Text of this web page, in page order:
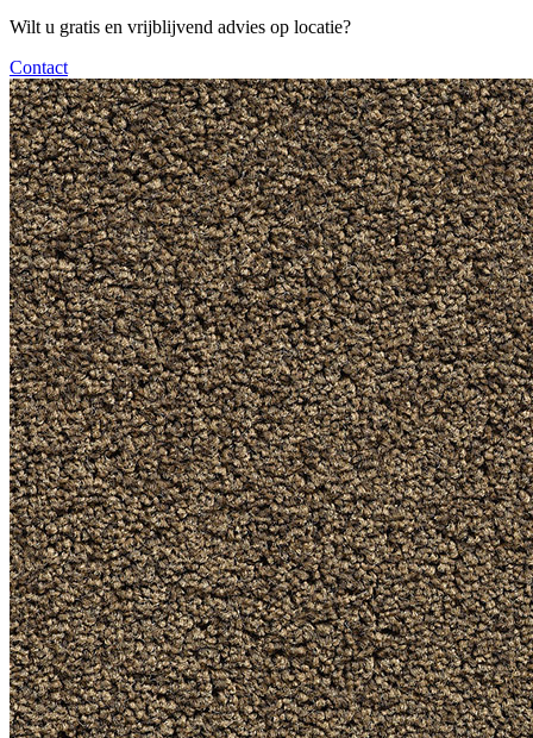
Wilt u gratis en vrijblijvend advies op locatie?
Contact